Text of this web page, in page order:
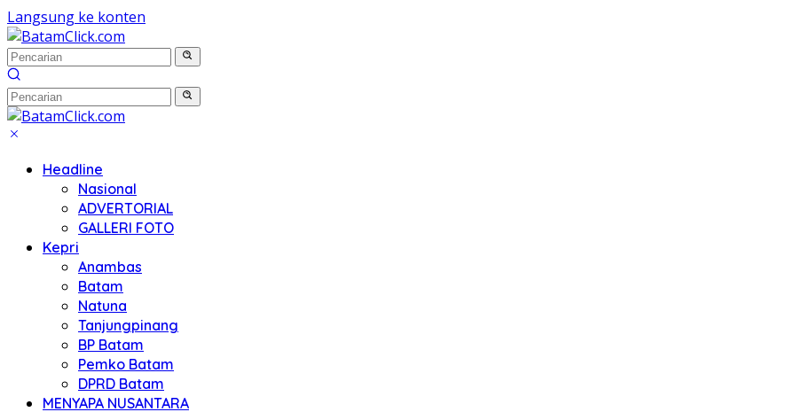
Langsung ke konten
Headline
Nasional
ADVERTORIAL
GALLERI FOTO
Kepri
Anambas
Batam
Natuna
Tanjungpinang
BP Batam
Pemko Batam
DPRD Batam
MENYAPA NUSANTARA